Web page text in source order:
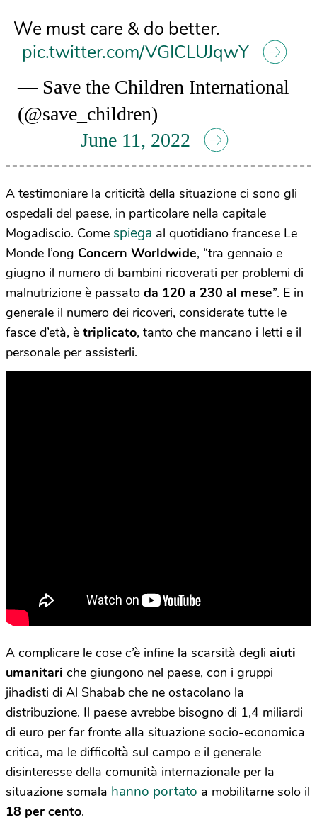
We must care & do better.
pic.twitter.com/VGICLUJqwY
— Save the Children International
(@save_children)
June 11, 2022
A testimoniare la criticità della situazione ci sono gli
ospedali del paese, in particolare nella capitale
Mogadiscio. Come spiega al quotidiano francese Le
Monde l’ong Concern Worldwide, “tra gennaio e
giugno il numero di bambini ricoverati per problemi di
malnutrizione è passato da 120 a 230 al mese”. E in
generale il numero dei ricoveri, considerate tutte le
fasce d’età, è triplicato, tanto che mancano i letti e il
personale per assisterli.
A complicare le cose c’è infine la scarsità degli aiuti
umanitari che giungono nel paese, con i gruppi
jihadisti di Al Shabab che ne ostacolano la
distribuzione. Il paese avrebbe bisogno di 1,4 miliardi
di euro per far fronte alla situazione socio-economica
critica, ma le difficoltà sul campo e il generale
disinteresse della comunità internazionale per la
situazione somala hanno portato a mobilitarne solo il
18 per cento.